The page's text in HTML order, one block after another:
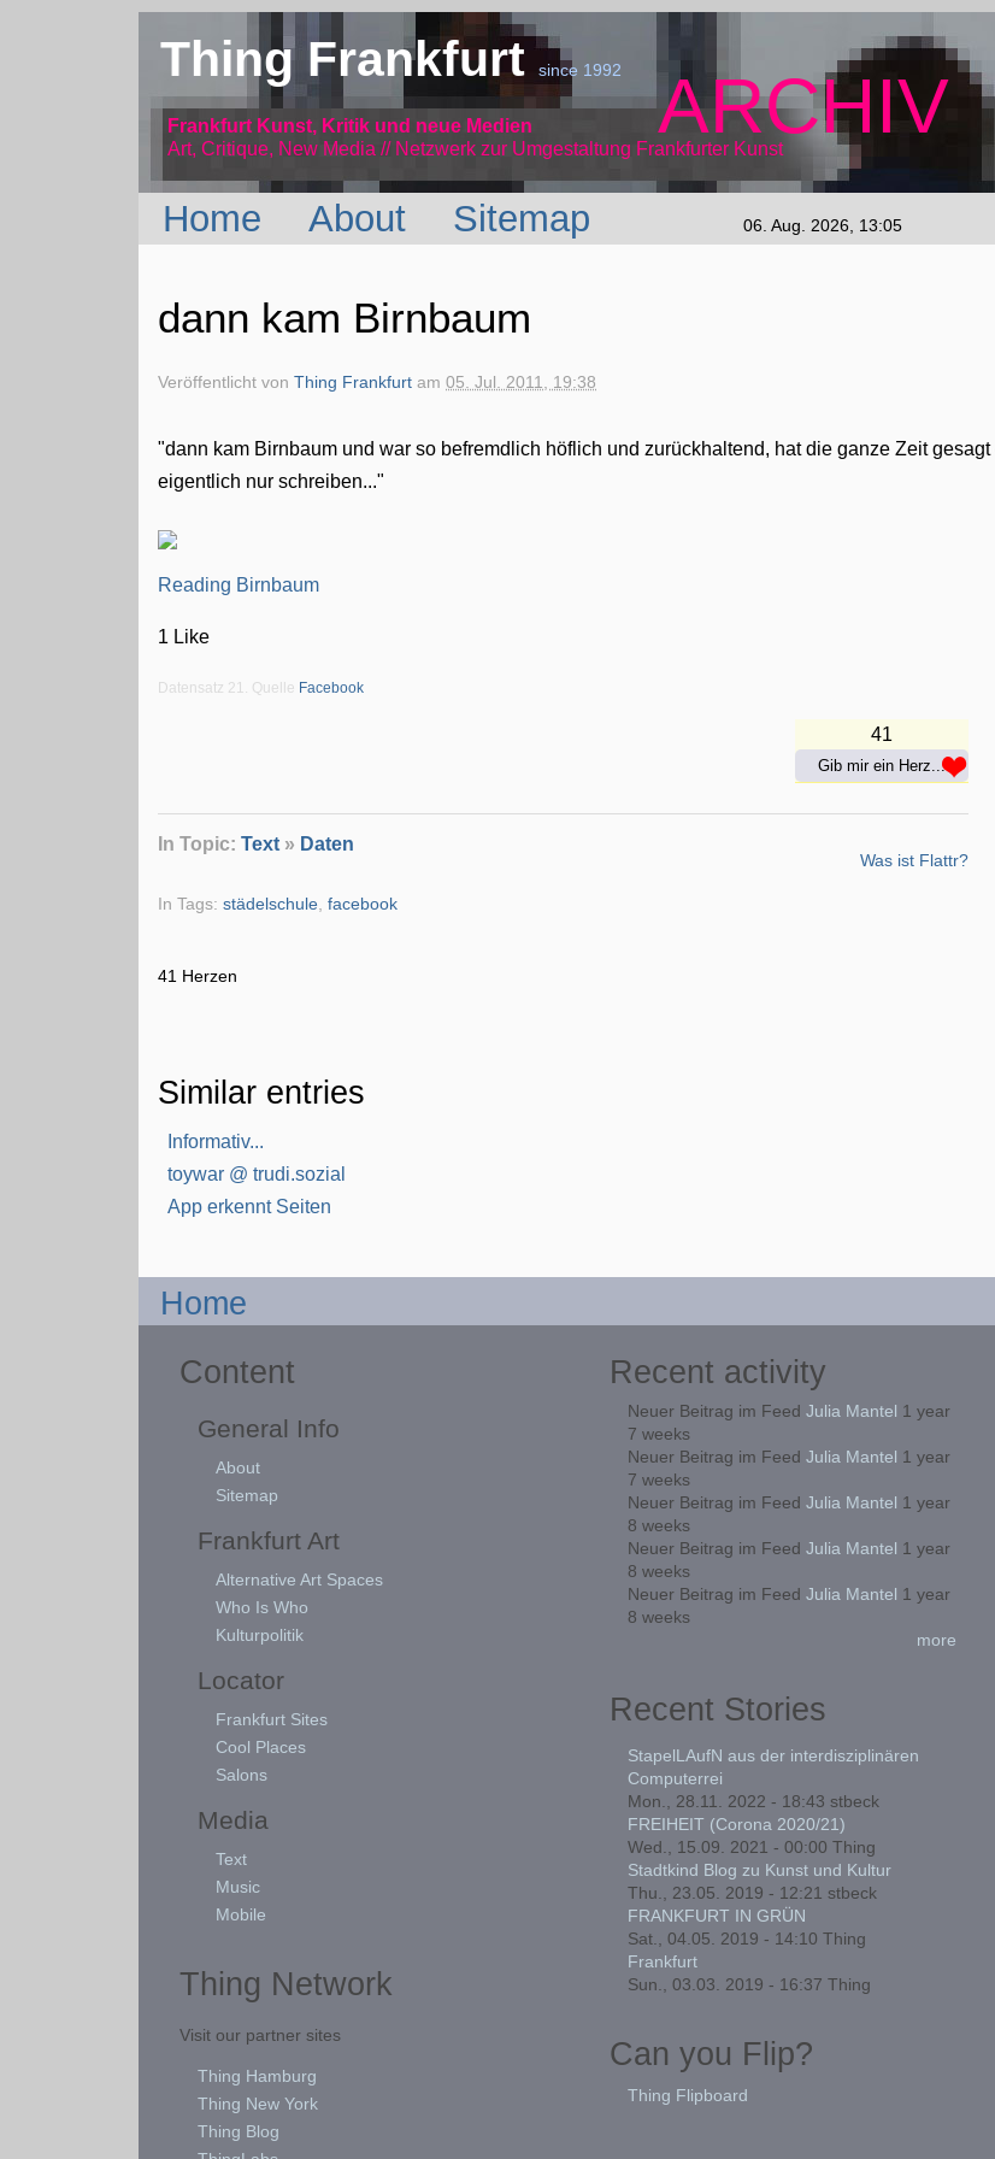
Thing Frankfurtsince 1992
Frankfurt Kunst, Kritik und neue Medien
Art, Critique, New Media // Netzwerk
ARCHIV
zur Umgestaltung Frankfurter Kunst
Home About Sitemap 06. Aug. 2026, 13:05
dann kam Birnbaum
Veröffentlicht vonThing Frankfurt am05. Jul. 2011, 19:38
"dann kam Birnbaum und war so befremdlich höflich und zurückhaltend, hat die ganze Zeit gesagt
eigentlich nur schreiben..."
Reading Birnbaum
1 Like
Datensatz 21. Quelle Facebook
41
Gib mir ein Herz...
In Topic:Text » Daten
In Tags:städelschule ,facebook
Was ist Flattr?
41 Herzen
Similar entries
Informativ...
toywar @ trudi.sozial
App erkennt Seiten
Home
Content
General Info
About
Sitemap
Frankfurt Art
Alternative Art Spaces
Who Is Who
Kulturpolitik
Locator
Frankfurt Sites
Cool Places
Salons
Media
Text
Music
Mobile
Thing Network
Visit our partner sites
Thing Hamburg
Thing New York
Thing Blog
Recent activity
Neuer Beitrag im Feed Julia Mantel 1 year
7 weeks
Neuer Beitrag im Feed Julia Mantel 1 year
7 weeks
Neuer Beitrag im Feed Julia Mantel 1 year
8 weeks
Neuer Beitrag im Feed Julia Mantel 1 year
8 weeks
Neuer Beitrag im Feed Julia Mantel 1 year
8 weeks
more
Recent Stories
StapelLAufN aus der interdisziplinären
Computerrei
Mon., 28.11. 2022 - 18:43 stbeck
FREIHEIT (Corona 2020/21)
Wed., 15.09. 2021 - 00:00 Thing
Stadtkind Blog zu Kunst und Kultur
Thu., 23.05. 2019 - 12:21 stbeck
FRANKFURT IN GRÜN
Sat., 04.05. 2019 - 14:10 Thing
Frankfurt
Sun., 03.03. 2019 - 16:37 Thing
Can you Flip?
Thing Flipboard